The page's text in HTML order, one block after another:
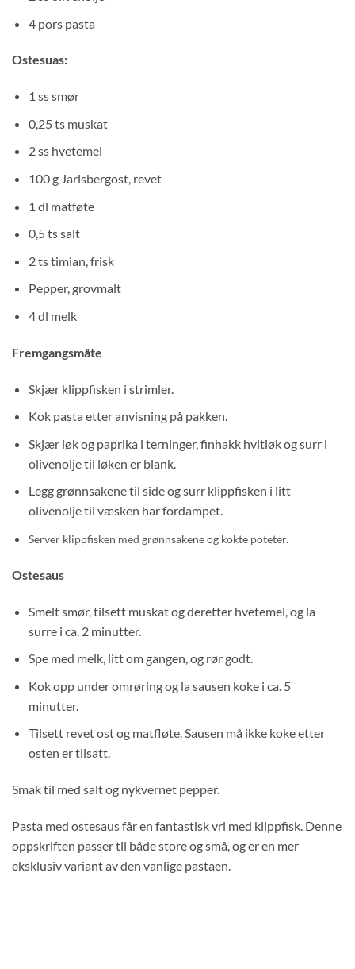
4 pors pasta
Ostesuas:
1 ss smør
0,25 ts muskat
2 ss hvetemel
100 g Jarlsbergost, revet
1 dl matføte
0,5 ts salt
2 ts timian, frisk
Pepper, grovmalt
4 dl melk
Fremgangsmåte
Skjær klippfisken i strimler.
Kok pasta etter anvisning på pakken.
Skjær løk og paprika i terninger, finhakk hvitløk og surr i
olivenolje til løken er blank.
Legg grønnsakene til side og surr klippfisken i litt
olivenolje til væsken har fordampet.
Server klippfisken med grønnsakene og kokte poteter.
Ostesaus
Smelt smør, tilsett muskat og deretter hvetemel, og la
surre i ca. 2 minutter.
Spe med melk, litt om gangen, og rør godt.
Kok opp under omrøring og la sausen koke i ca. 5
minutter.
Tilsett revet ost og matfløte. Sausen må ikke koke etter
osten er tilsatt.
Smak til med salt og nykvernet pepper.
Pasta med ostesaus får en fantastisk vri med klippfisk. Denne
oppskriften passer til både store og små, og er en mer
eksklusiv variant av den vanlige pastaen.